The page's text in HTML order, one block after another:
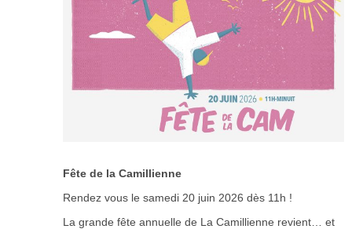
Fête de la Camillienne
Rendez vous le samedi 20 juin 2026 dès 11h !
La grande fête annuelle de La Camillienne revient… et